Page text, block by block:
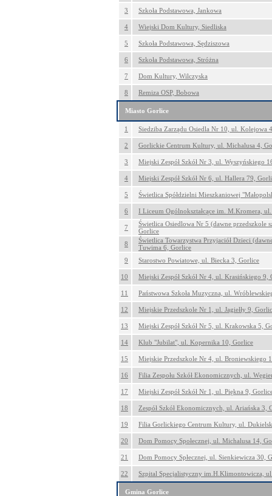
3 Szkoła Podstawowa, Jankowa
4 Wiejski Dom Kultury, Siedliska
5 Szkoła Podstawowa, Sędziszowa
6 Szkoła Podstawowa, Stróżna
7 Dom Kultury, Wilczyska
8 Remiza OSP, Bobowa
Miasto Gorlice
1 Siedziba Zarządu Osiedla Nr 10, ul. Kolejowa
2 Gorlickie Centrum Kultury, ul. Michalusa 4,
3 Miejski Zespół Szkół Nr 3, ul. Wyszyńskiego
4 Miejski Zespół Szkół Nr 6, ul. Hallera 79,
5 Świetlica Spółdzielni Mieszkaniowej
6 I Liceum Ogólnokształcące im. M.Kromera,
7
Świetlica Osiedlowa Nr 5 (dawne przedszkole
Gorlice
8
Świetlica Towarzystwa Przyjaciół Dzieci
Tuwima 6, Gorlice
9
Starostwo Powiatowe, ul. Biecka 3, Gorlice
10 Miejski Zespół Szkół Nr 4, ul. Krasińskiego 9,
11 Państwowa Szkoła Muzyczna, ul.
12 Miejskie Przedszkole Nr 1, ul. Jagiełły 9,
13 Miejski Zespół Szkół Nr 5, ul. Krakowska 5,
14 Klub "Jubilat", ul. Kopernika 10, Gorlice
15 Miejskie Przedszkole Nr 4, ul. Broniewskiego
16 Filia Zespołu Szkół Ekonomicznych, ul.
17 Miejski Zespół Szkół Nr 1, ul. Piękna 9,
18 Zespół Szkół Ekonomicznych, ul. Ariańska 3,
19 Filia Gorlickiego Centrum Kultury, ul.
20 Dom Pomocy Społecznej, ul. Michalusa 14,
21 Dom Pomocy Spłecznej, ul. Sienkiewicza 30,
22 Szpital Specjalistyczny im.H.Klimontowicza,
Gmina Gorlice